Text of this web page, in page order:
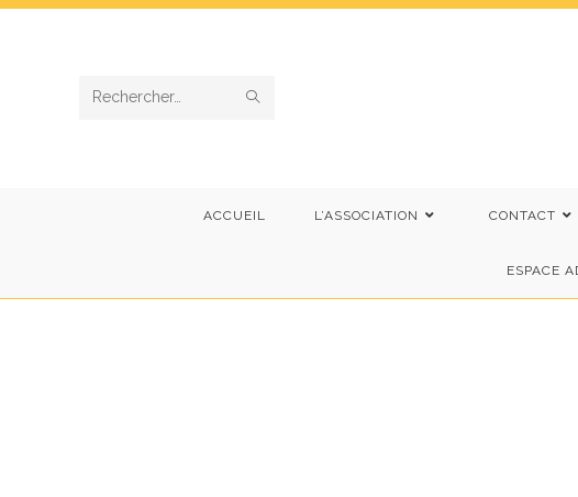
Rechercher
ACCUEIL L’ASSOCIATION CONTACT
ESPACE